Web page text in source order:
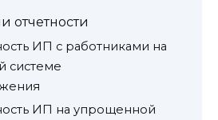
отчетности
ИП с работниками на
системе
ИП на упрощенной